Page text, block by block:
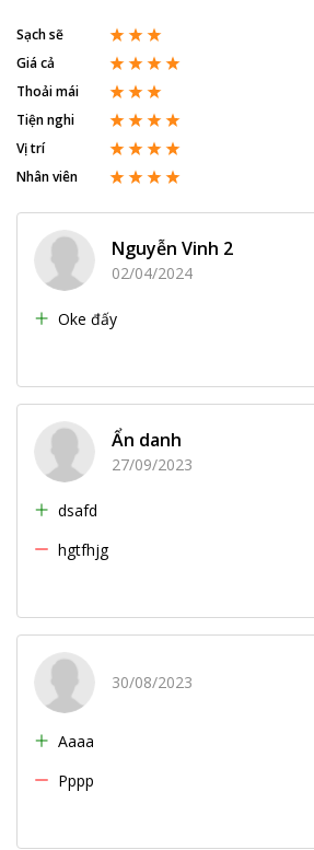
Sạch sẽ
Giá cả
Thoải mái
Tiện nghi
Vị trí
Nhân viên
Nguyễn Vinh 2
02/04/2024
Oke đấy
Ẩn danh
27/09/2023
dsafd
hgtfhjg
30/08/2023
Aaaa
Pppp